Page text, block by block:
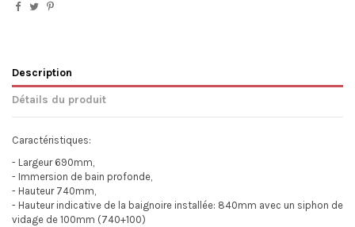
Description
Détails du produit
Caractéristiques:
- Largeur 690mm,
- Immersion de bain profonde,
- Hauteur 740mm,
- Hauteur indicative de la baignoire installée: 840mm avec un siphon de
vidage de 100mm (740+100)